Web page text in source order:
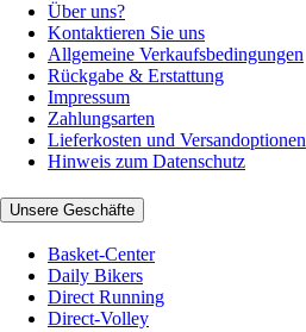
Über uns?
Kontaktieren Sie uns
Allgemeine Verkaufsbedingungen
Rückgabe & Erstattung
Impressum
Zahlungsarten
Lieferkosten und Versandoptionen
Hinweis zum Datenschutz
Unsere Geschäfte
Basket-Center
Daily Bikers
Direct Running
Direct-Volley